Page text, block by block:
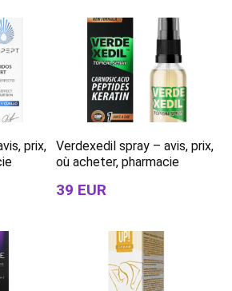
prix,
Verdexedil spray – avis, prix,
où acheter, pharmacie
39 EUR